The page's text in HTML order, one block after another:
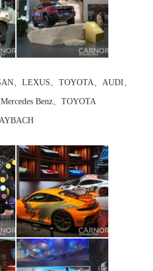
、LEXUS、TOYOTA、AUDI、
Benz、TOYOTA